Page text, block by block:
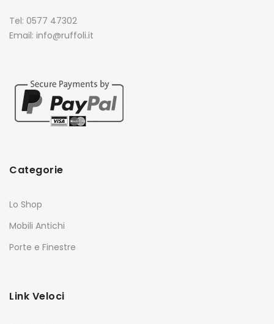
Tel: 0577 47302
Email: info@ruffoli.it
Categorie
Lo Shop
Mobili Antichi
Porte e Finestre
Link Veloci